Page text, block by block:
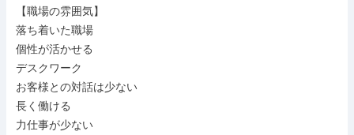
【職場の雰囲気】
落ち着いた職場
個性が活かせる
デスクワーク
お客様との対話は少ない
長く働ける
力仕事が少ない